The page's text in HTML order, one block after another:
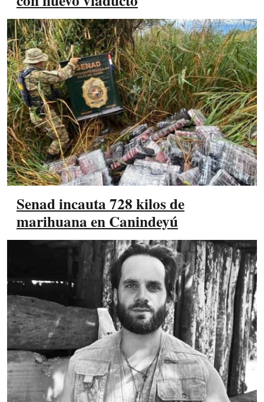
Senad incauta 728 kilos de
marihuana en Canindeyú